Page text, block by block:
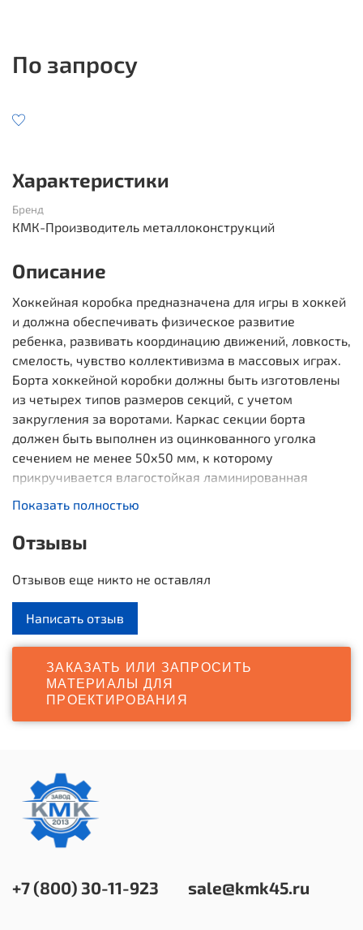
По запросу
Характеристики
Бренд
КМК-Производитель металлоконструкций
Описание
Хоккейная коробка предназначена для игры в хоккей
и должна обеспечивать физическое развитие
ребенка, развивать координацию движений, ловкость,
смелость, чувство коллективизма в массовых играх.
Борта хоккейной коробки должны быть изготовлены
из четырех типов размеров секций, с учетом
закругления за воротами. Каркас секции борта
должен быть выполнен из оцинкованного уголка
сечением не менее 50х50 мм, к которому
прикручивается влагостойкая ламинированная
Секции должны крепиться к оцинкованным стойкам
из профиля сечением не менее 40х60 мм. Стойки
должны бетонироваться на глубину не менее 0,8 м. В
конструкции коробки должны быть предусмотрены 4
Соединение конструкций должно быть выполнено на
сварке и болтах.
Габаритные размеры: 60050x30000x1260 мм
Показать полностью
Отзывы
Отзывов еще никто не оставлял
Написать отзыв
ЗАКАЗАТЬ ИЛИ ЗАПРОСИТЬ
МАТЕРИАЛЫ ДЛЯ
ПРОЕКТИРОВАНИЯ
+7 (800) 30-11-923 sale@kmk45.ru